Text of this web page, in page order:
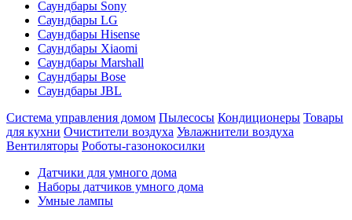
Саундбары Sony
Саундбары LG
Саундбары Hisense
Саундбары Xiaomi
Саундбары Marshall
Саундбары Bose
Саундбары JBL
Система управления домом Пылесосы Кондиционеры Товары
для кухни Очистители воздуха Увлажнители воздуха
Вентиляторы Роботы-газонокосилки
Датчики для умного дома
Наборы датчиков умного дома
Умные лампы